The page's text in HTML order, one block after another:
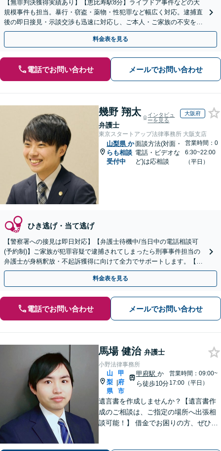
【無罪判決獲得実績あり】【恵比寿駅8分】ライブドア事件などの大
規模事件も担当。暴行・窃盗・薬物・性犯罪など幅広く対応。逮捕直
後の即日接見・示談交渉も迅速に対応し、ご本人・ご家族の不安を最
小限に抑えます。【初回相談可能】【WEB面談可能】
料金表を見る
電話でお問い合わせ メールでお問い合わせ
幾野 翔太
弁護士
インタビュ
ーを見る
大阪府
東京スタートアップ法律事務所 大阪支店
山梨県 か
らも相談
受付中
面談方法(対面・
電話・ビデオな
ど)は応相談
営業時間：0
6:30~22:00
（平日）
ひき逃げ・当て逃げ
【警察署への接見は即日対応】【弁護士待機中/当日中の電話相談可
(予約制)】ご家族が犯罪容疑で逮捕されてしまったら刑事事件担当の
弁護士が身柄釈放・不起訴獲得に向けて全力でサポートします。【毎
月100名以上の相談実績】【全国対応】
料金表を見る
電話でお問い合わせ メールでお問い合わせ
馬場 健治 弁護士
小野法律事務所
山
梨
県
|
甲
府
市
甲府駅 か
ら徒歩10分
営業時間：09:00~
17:00（平日）
遺言書を作成しませんか？【遺言書作
成のご相談は、ご指定の場所へ出張相
談可能！】 借金でお困りの方、ぜひご